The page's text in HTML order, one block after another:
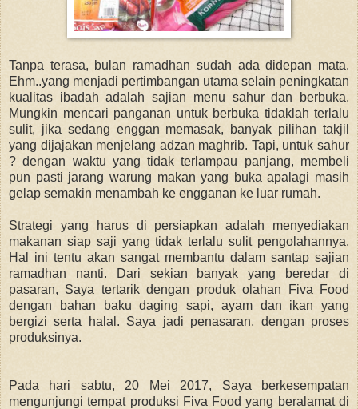
Tanpa terasa, bulan ramadhan sudah ada didepan mata.
Ehm..yang menjadi pertimbangan utama selain peningkatan
kualitas ibadah adalah sajian menu sahur dan berbuka.
Mungkin mencari panganan untuk berbuka tidaklah terlalu
sulit, jika sedang enggan memasak, banyak pilihan takjil
yang dijajakan menjelang adzan maghrib. Tapi, untuk sahur
? dengan waktu yang tidak terlampau panjang, membeli
pun pasti jarang warung makan yang buka apalagi masih
gelap semakin menambah ke engganan ke luar rumah.
Strategi yang harus di persiapkan adalah menyediakan
makanan siap saji yang tidak terlalu sulit pengolahannya.
Hal ini tentu akan sangat membantu dalam santap sajian
ramadhan nanti. Dari sekian banyak yang beredar di
pasaran, Saya tertarik dengan produk olahan Fiva Food
dengan bahan baku daging sapi, ayam dan ikan yang
bergizi serta halal. Saya jadi penasaran, dengan proses
produksinya.
Pada hari sabtu, 20 Mei 2017, Saya berkesempatan
mengunjungi tempat produksi Fiva Food yang beralamat di